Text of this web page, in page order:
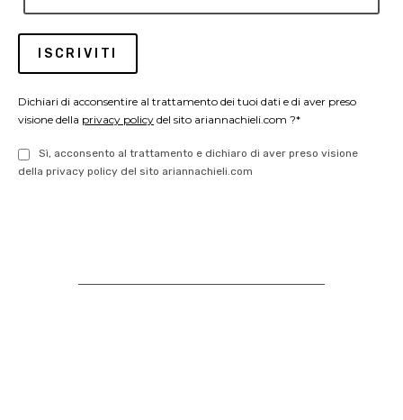
Dichiari di acconsentire al trattamento dei tuoi dati e di aver preso
visione della privacy policy del sito ariannachieli.com ?*
Sì, acconsento al trattamento e dichiaro di aver preso visione
della privacy policy del sito ariannachieli.com